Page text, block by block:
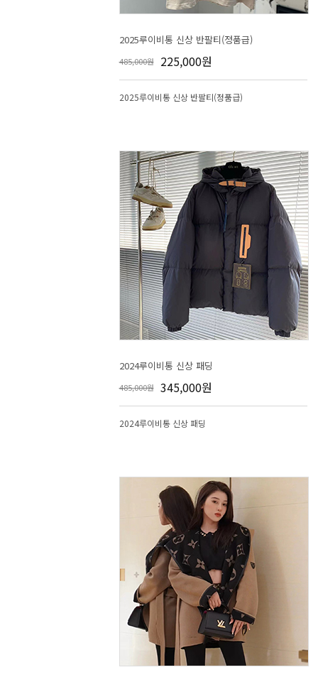
2025루이비통 신상 반팔티(정품급)
485,000원 225,000원
2025루이비통 신상 반팔티(정품급)
2024루이비통 신상 패딩
485,000원 345,000원
2024루이비통 신상 패딩